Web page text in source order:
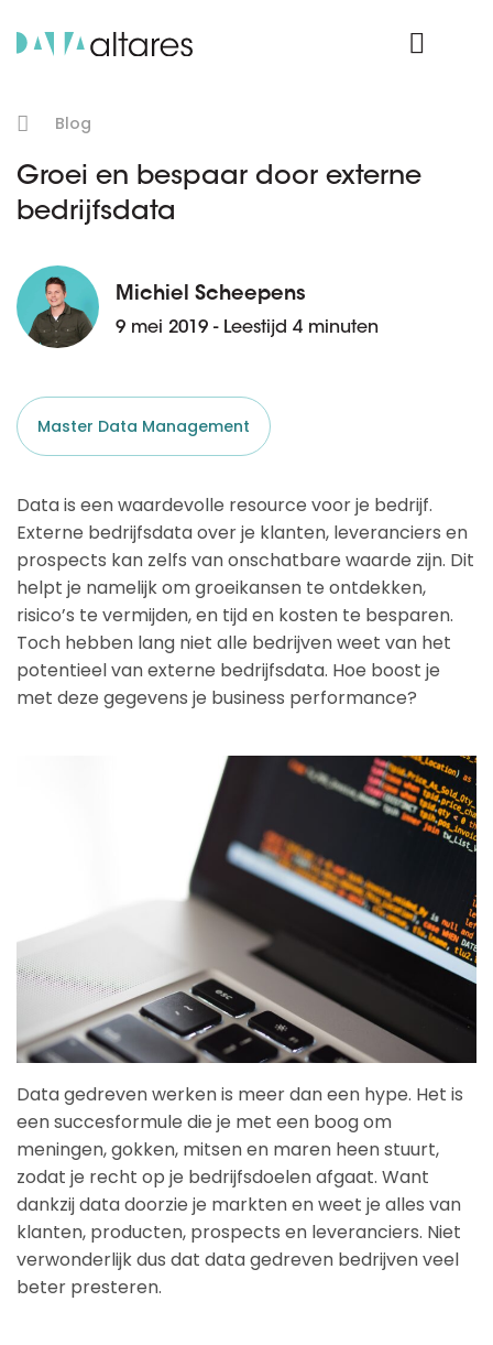
Blog
Groei en bespaar door externe
bedrijfsdata
Michiel Scheepens
9 mei 2019 - Leestijd 4 minuten
Master Data Management
Data is een waardevolle resource voor je bedrijf.
Externe bedrijfsdata over je klanten, leveranciers en
prospects kan zelfs van onschatbare waarde zijn. Dit
helpt je namelijk om groeikansen te ontdekken,
risico’s te vermijden, en tijd en kosten te besparen.
Toch hebben lang niet alle bedrijven weet van het
potentieel van externe bedrijfsdata. Hoe boost je
met deze gegevens je business performance?
Data gedreven werken is meer dan een hype. Het is
een succesformule die je met een boog om
meningen, gokken, mitsen en maren heen stuurt,
zodat je recht op je bedrijfsdoelen afgaat. Want
dankzij data doorzie je markten en weet je alles van
klanten, producten, prospects en leveranciers. Niet
verwonderlijk dus dat data gedreven bedrijven veel
beter presteren.